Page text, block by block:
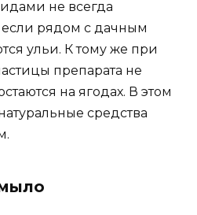
не всегда
если рядом с дачным
ульи. К тому же при
препарата не
на ягодах. В этом
средства